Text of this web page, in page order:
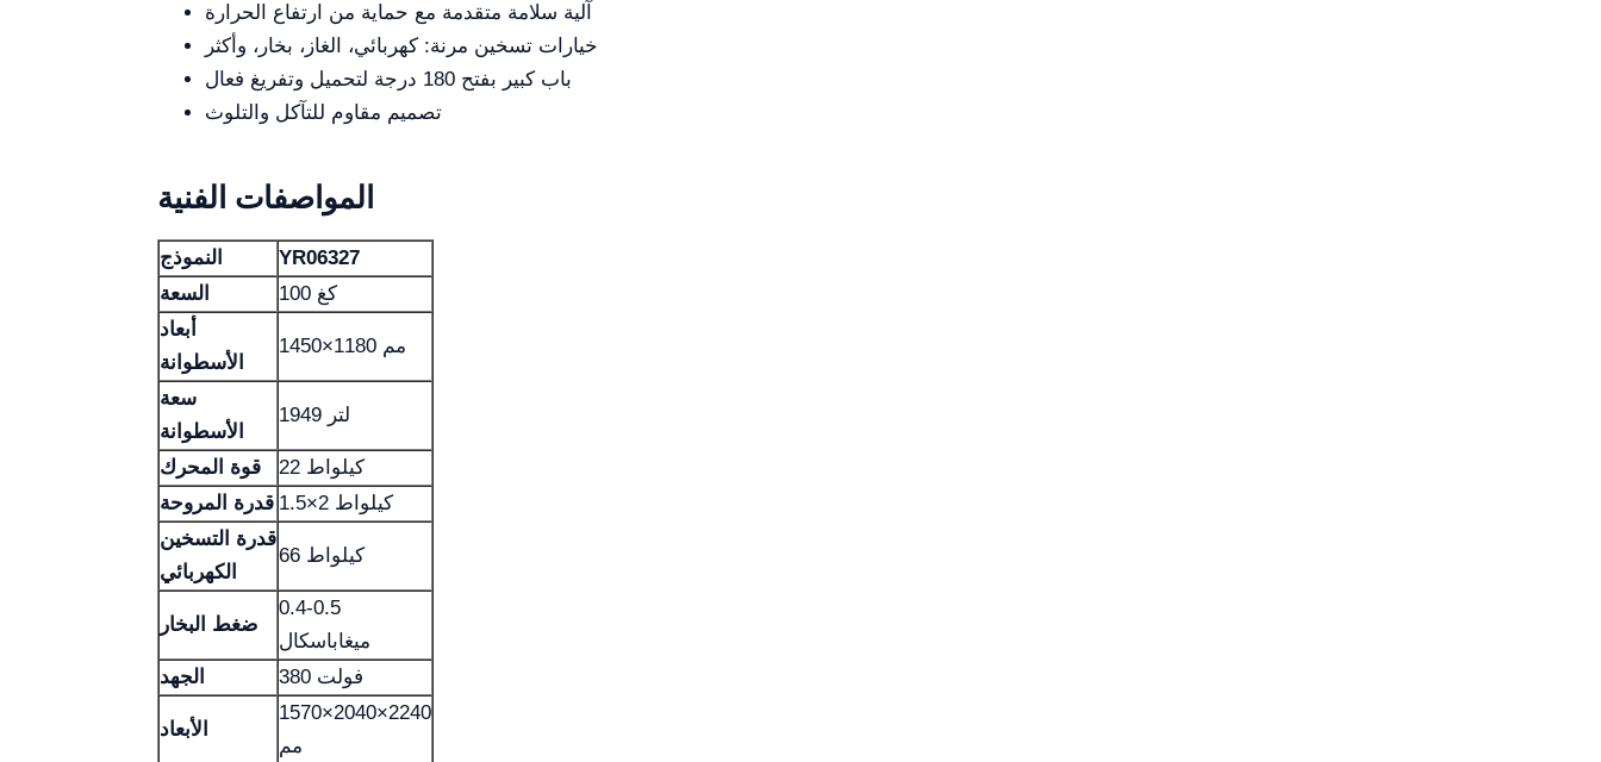
آلية سلامة متقدمة مع حماية من ارتفاع الحرارة
خيارات تسخين مرنة: كهربائي، الغاز، بخار، وأكثر
باب كبير بفتح 180 درجة لتحميل وتفريغ فعال
تصميم مقاوم للتآكل والتلوث
المواصفات الفنية
النموذج
YR06327
السعة
100 كغ
أبعاد
الأسطوانة
1450×1180 مم
سعة
الأسطوانة
1949 لتر
قوة المحرك
22 كيلواط
قدرة المروحة
1.5×2 كيلواط
قدرة التسخين
الكهربائي
66 كيلواط
ضغط البخار
0.4-0.5
ميغاباسكال
الجهد
380 فولت
الأبعاد
1570×2040×2240
مم